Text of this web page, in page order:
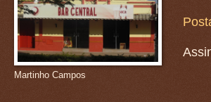
Martinho Campos